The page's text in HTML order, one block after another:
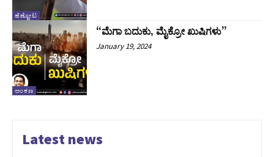
ಹೆಣ್ಣೋಟ
ಅಂಕಣ
“ಮೆಗಾ ಬದುಕು, ಮೈಕ್ರೋ ಖುಷಿಗಳು”
January 19, 2024
Latest news